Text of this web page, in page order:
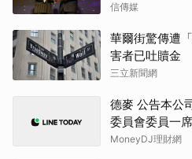
信傳媒
華爾街驚傳遭
害者已吐贖金
三立新聞網
德麥 公告本公
委員會委員一席
MoneyDJ理財網